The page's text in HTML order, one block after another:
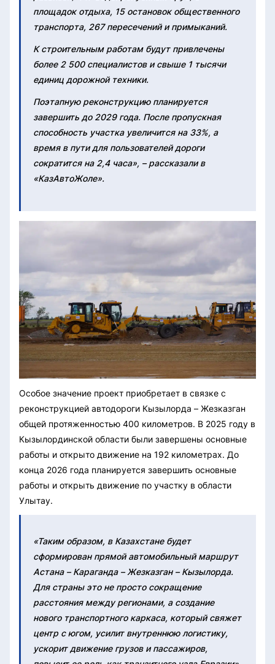
площадок отдыха, 15 остановок общественного
транспорта, 267 пересечений и примыканий.
К строительным работам будут привлечены
более 2 500 специалистов и свыше 1 тысячи
единиц дорожной техники.
Поэтапную реконструкцию планируется
завершить до 2029 года. После пропускная
способность участка увеличится на 33%, а
время в пути для пользователей дороги
сократится на 2,4 часа», – рассказали в
«КазАвтоЖоле».
Особое значение проект приобретает в связке с
реконструкцией автодороги Кызылорда – Жезказган
общей протяженностью 400 километров. В 2025 году в
Кызылординской области были завершены основные
работы и открыто движение на 192 километрах. До
конца 2026 года планируется завершить основные
работы и открыть движение по участку в области
Улытау.
«Таким образом, в Казахстане будет
сформирован прямой автомобильный маршрут
Астана – Караганда – Жезказган – Кызылорда.
Для страны это не просто сокращение
расстояния между регионами, а создание
нового транспортного каркаса, который свяжет
центр с югом, усилит внутреннюю логистику,
ускорит движение грузов и пассажиров,